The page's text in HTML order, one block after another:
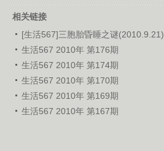
相关链接
[生活567]三胞胎昏睡之谜(2010.9.21)
生活567 2010年 第176期
生活567 2010年 第174期
生活567 2010年 第170期
生活567 2010年 第169期
生活567 2010年 第167期